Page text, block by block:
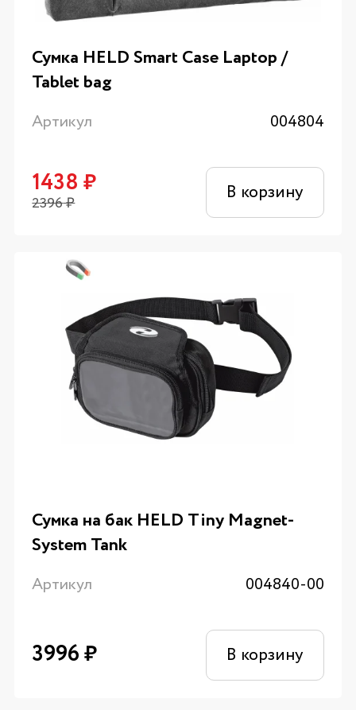
Сумка HELD Smart Case Laptop /
Tablet bag
Артикул 004804
1438 ₽
2396₽ В корзину
Сумка на бак HELD Tiny Magnet-
System Tank
Артикул 004840-00
3996₽ В корзину